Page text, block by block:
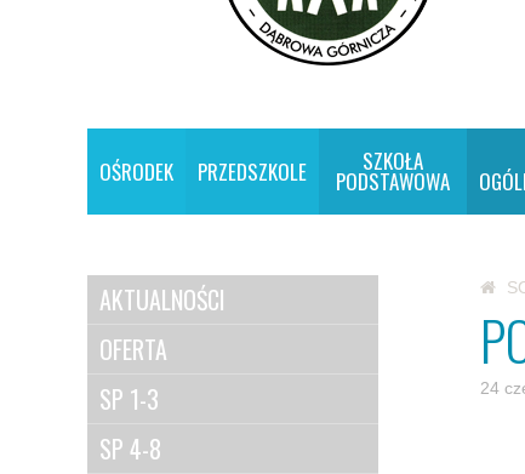
OŚRODEK PRZEDSZKOLE SZKOŁA
PODSTAWOWA
AKTUALNOŚCI
OFERTA
SP 1-3
SP 4-8
24